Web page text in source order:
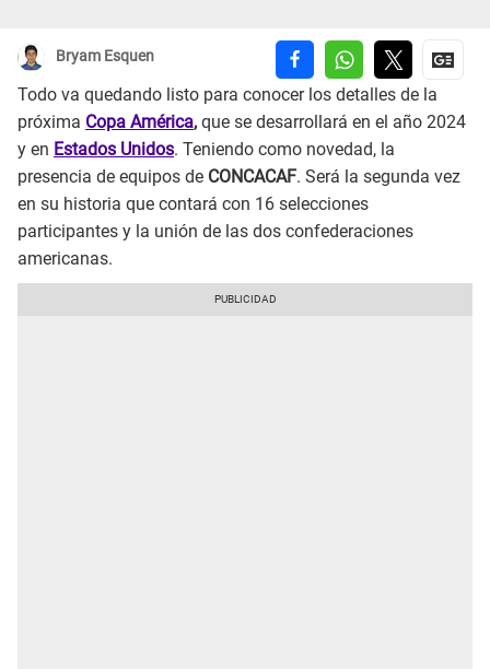
Bryam Esquen
Todo va quedando listo para conocer los detalles de la
próxima Copa América, que se desarrollará en el año 2024
y en Estados Unidos. Teniendo como novedad, la
presencia de equipos de CONCACAF. Será la segunda vez
en su historia que contará con 16 selecciones
participantes y la unión de las dos confederaciones
americanas.